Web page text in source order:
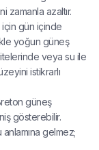
zamanla azaltır.
gün içinde
yoğun güneş
veya su ile
istikrarlı
güneş
gösterebilir.
gelmez;